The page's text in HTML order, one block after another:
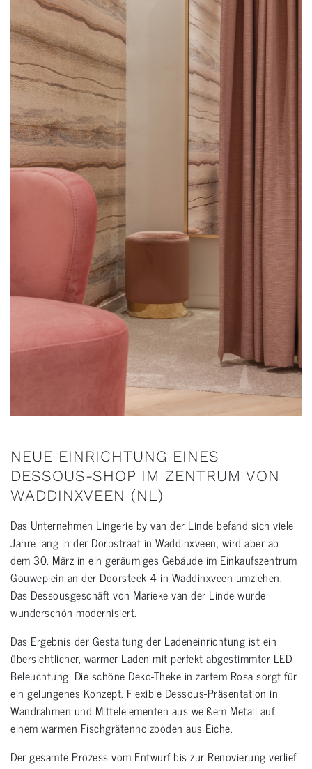
NEUE EINRICHTUNG EINES
DESSOUS-SHOP IM ZENTRUM VON
WADDINXVEEN (NL)
Das Unternehmen Lingerie by van der Linde befand sich viele
Jahre lang in der Dorpstraat in Waddinxveen, wird aber ab
dem 30. März in ein geräumiges Gebäude im Einkaufszentrum
Gouweplein an der Doorsteek 4 in Waddinxveen umziehen.
Das Dessousgeschäft von Marieke van der Linde wurde
wunderschön modernisiert.
Das Ergebnis der Gestaltung der Ladeneinrichtung ist ein
übersichtlicher, warmer Laden mit perfekt abgestimmter LED-
Beleuchtung. Die schöne Deko-Theke in zartem Rosa sorgt für
ein gelungenes Konzept. Flexible Dessous-Präsentation in
Wandrahmen und Mittelelementen aus weißem Metall auf
einem warmen Fischgrätenholzboden aus Eiche.
Der gesamte Prozess vom Entwurf bis zur Renovierung verlief